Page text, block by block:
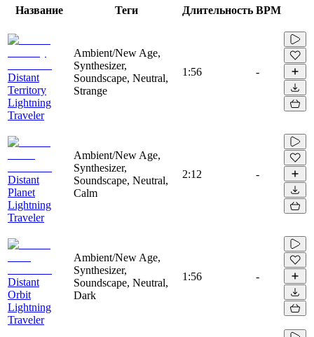
Название Теги Длительность BPM
Distant
Territory
Lightning
Traveler
Ambient/New Age,
Synthesizer,
Soundscape, Neutral,
Strange
1:56 -
Distant
Planet
Lightning
Traveler
Ambient/New Age,
Synthesizer,
Soundscape, Neutral,
Calm
2:12 -
Distant
Orbit
Lightning
Traveler
Ambient/New Age,
Synthesizer,
Soundscape, Neutral,
Dark
1:56 -